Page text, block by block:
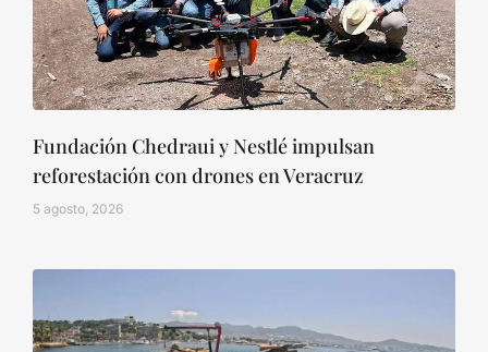
Fundación Chedraui y Nestlé impulsan
reforestación con drones en Veracruz
5 agosto, 2026